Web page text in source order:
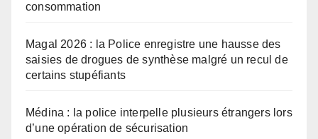
consommation
Magal 2026 : la Police enregistre une hausse des
saisies de drogues de synthèse malgré un recul de
certains stupéfiants
Médina : la police interpelle plusieurs étrangers lors
d’une opération de sécurisation